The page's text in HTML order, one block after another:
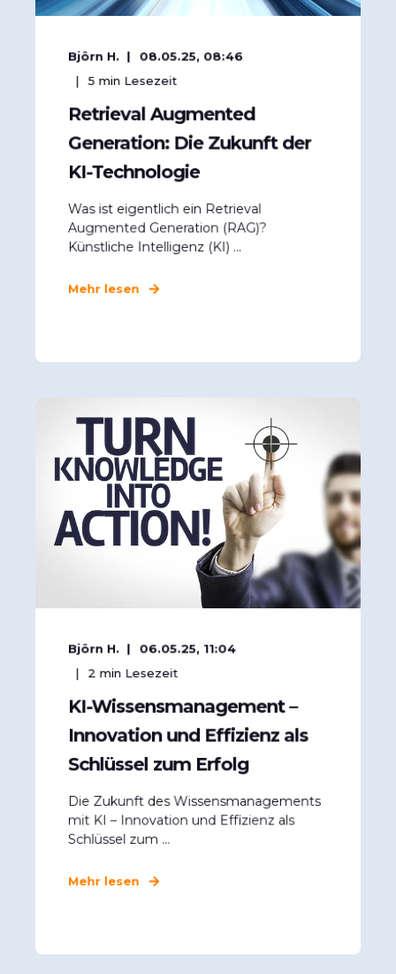
Björn H. 08.05.25, 08:46
5 min Lesezeit
Retrieval Augmented
Generation: Die Zukunft der
KI-Technologie
Was ist eigentlich ein Retrieval
Augmented Generation (RAG)?
Künstliche Intelligenz (KI) ...
Mehr lesen
Björn H. 06.05.25, 11:04
2 min Lesezeit
KI-Wissensmanagement –
Innovation und Effizienz als
Schlüssel zum Erfolg
Die Zukunft des Wissensmanagements
mit KI – Innovation und Effizienz als
Schlüssel zum ...
Mehr lesen